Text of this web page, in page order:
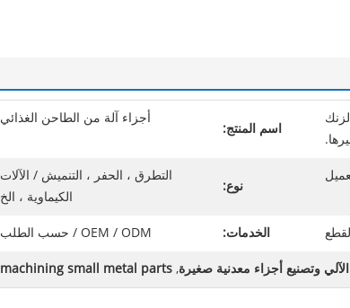
اسم المنتج:
أجزاء آلة من الطاحن الغذائي
نوع:
التطرق ، الحفر ، التنميش / الآلات
الكيماوية ، الخ
الخدمات: OEM / ODM / حسب الطلب
وتصنيع أجزاء معدنية صغيرة,
machining small metal parts